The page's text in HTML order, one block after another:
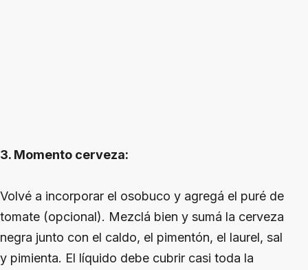
3. Momento cerveza:
Volvé a incorporar el osobuco y agregá el puré de
tomate (opcional). Mezclá bien y sumá la cerveza
negra junto con el caldo, el pimentón, el laurel, sal
y pimienta. El líquido debe cubrir casi toda la